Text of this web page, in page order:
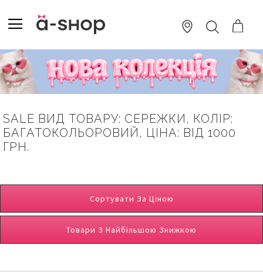
TO
CONTENT
ПОШУК
SALE ВИД ТОВАРУ: СЕРЕЖКИ, КОЛІР:
БАГАТОКОЛЬОРОВИЙ, ЦІНА: ВІД 1000
ГРН.
Сортувати За Ціною
Товари З Найбільшою Знижкою